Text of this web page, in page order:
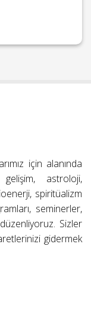
için alanında
astroloji,
spiritüalizm
seminerler,
Sizler
gidermek